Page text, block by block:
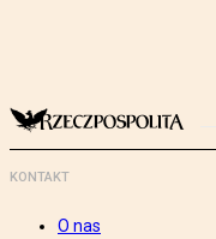
KONTAKT
O nas